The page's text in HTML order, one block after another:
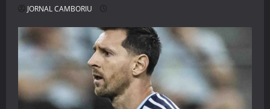
JORNAL CAMBORIU